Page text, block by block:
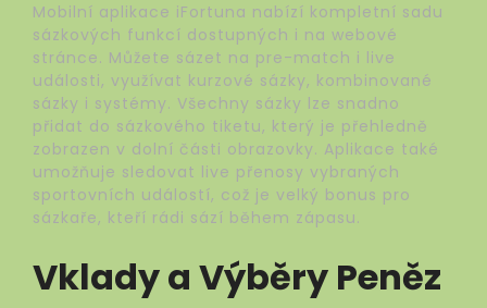
Mobilní aplikace iFortuna nabízí kompletní sadu
sázkových funkcí dostupných i na webové
stránce. Můžete sázet na pre-match i live
události, využívat kurzové sázky, kombinované
sázky i systémy. Všechny sázky lze snadno
přidat do sázkového tiketu, který je přehledně
zobrazen v dolní části obrazovky. Aplikace také
umožňuje sledovat live přenosy vybraných
sportovních událostí, což je velký bonus pro
sázkaře, kteří rádi sází během zápasu.
Vklady a Výběry Peněz